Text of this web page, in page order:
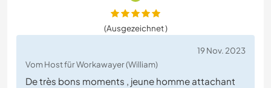
(Ausgezeichnet )
19 Nov. 2023
Vom Host für Workawayer (William)
De très bons moments , jeune homme attachant